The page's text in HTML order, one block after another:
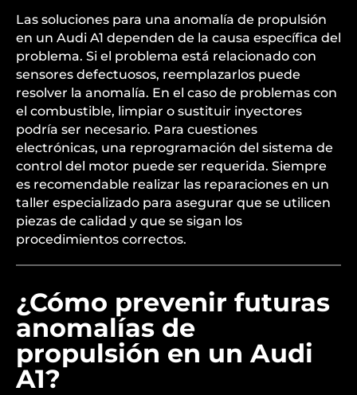
Las soluciones para una anomalía de propulsión
en un Audi A1 dependen de la causa específica del
problema. Si el problema está relacionado con
sensores defectuosos, reemplazarlos puede
resolver la anomalía. En el caso de problemas con
el combustible, limpiar o sustituir inyectores
podría ser necesario. Para cuestiones
electrónicas, una reprogramación del sistema de
control del motor puede ser requerida. Siempre
es recomendable realizar las reparaciones en un
taller especializado para asegurar que se utilicen
piezas de calidad y que se sigan los
procedimientos correctos.
¿Cómo prevenir futuras
anomalías de
propulsión en un Audi
A1?